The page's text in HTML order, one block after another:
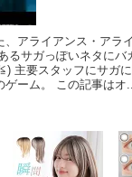
、アライアンス・アラ
るサガっぽいネタにバ
主要スタッフにサガ
ゲーム。 この記事はオ